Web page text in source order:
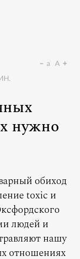
a A
нужно
обиход
toxic и
людей и
нашу
отношениях